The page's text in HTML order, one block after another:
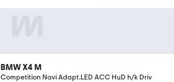
BMW X4 M
Competition Navi Adapt.LED ACC HuD h/k Driv